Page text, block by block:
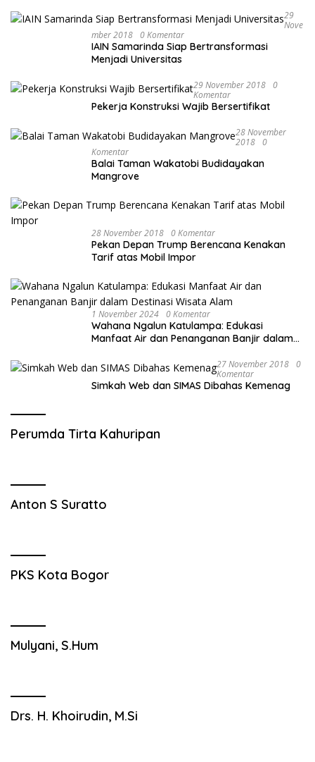
29
Nove
Mber 2018 0 Komentar
IAIN Samarinda Siap Bertransformasi
Menjadi Universitas
29 November 2018 0
Komentar
Pekerja Konstruksi Wajib Bersertifikat
28 November
2018 0
Komentar
Balai Taman Wakatobi Budidayakan
Mangrove
28 November 2018 0 Komentar
Pekan Depan Trump Berencana Kenakan
Tarif atas Mobil Impor
1 November 2024 0 Komentar
Wahana Ngalun Katulampa: Edukasi
Manfaat Air dan Penanganan Banjir dalam
27 November 2018 0
Komentar
Simkah Web dan SIMAS Dibahas Kemenag
Perumda Tirta Kahuripan
Anton S Suratto
PKS Kota Bogor
Mulyani, S.Hum
Drs. H. Khoirudin, M.Si